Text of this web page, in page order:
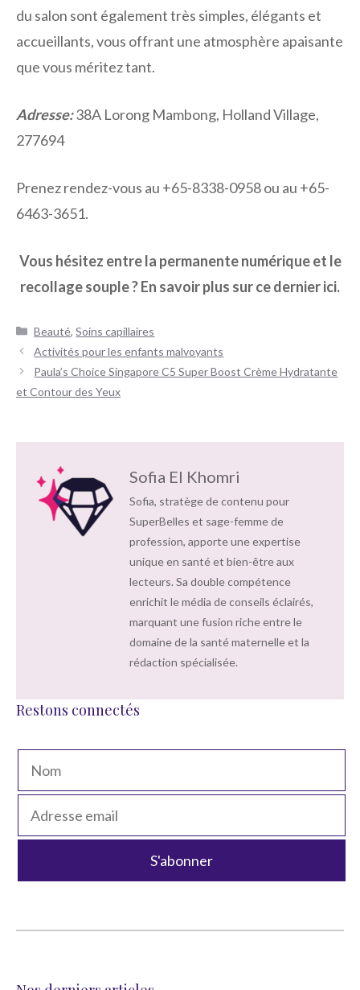
du salon sont également très simples, élégants et
accueillants, vous offrant une atmosphère apaisante
que vous méritez tant.
Adresse:38A Lorong Mambong, Holland Village,
277694
Prenez rendez-vous au +65-8338-0958 ou au +65-
6463-3651.
Vous hésitez entre la permanente numérique et le
recollage souple ? En savoir plus sur ce dernier ici.
Catégories
Beauté,Soins capillaires
Navigation
des
Activités pour les enfants malvoyants
Paula’s Choice Singapore C5 Super Boost Crème Hydratante
et Contour des Yeux
Sofia El Khomri
Sofia, stratège de contenu pour
SuperBelles et sage-femme de
profession, apporte une expertise
unique en santé et bien-être aux
lecteurs. Sa double compétence
enrichit le média de conseils éclairés,
marquant une fusion riche entre le
domaine de la santé maternelle et la
rédaction spécialisée.
Restons connectés